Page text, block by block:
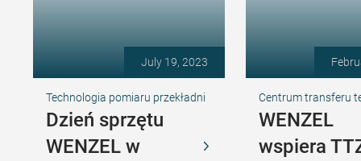
July 19, 2023
Technologia pomiaru przekładni
Dzień sprzętu
WENZEL w
Centrum transferu
WENZEL
wspiera